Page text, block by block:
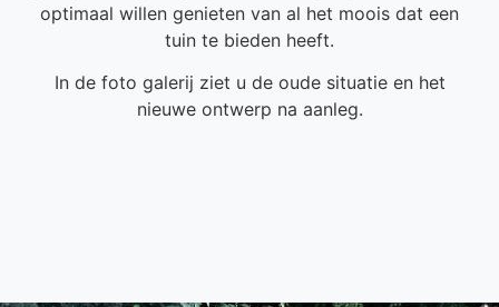
optimaal willen genieten van al het moois dat een
tuin te bieden heeft.
In de foto galerij ziet u de oude situatie en het
nieuwe ontwerp na aanleg.